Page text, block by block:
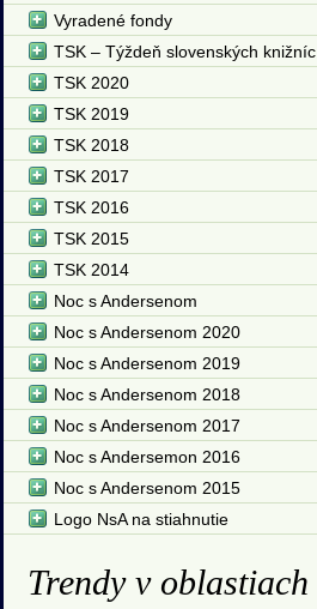
Vyradené fondy
TSK – Týždeň slovenských knižníc
TSK 2020
TSK 2019
TSK 2018
TSK 2017
TSK 2016
TSK 2015
TSK 2014
Noc s Andersenom
Noc s Andersenom 2020
Noc s Andersenom 2019
Noc s Andersenom 2018
Noc s Andersenom 2017
Noc s Andersemon 2016
Noc s Andersenom 2015
Logo NsA na stiahnutie
Trendy v oblastiach